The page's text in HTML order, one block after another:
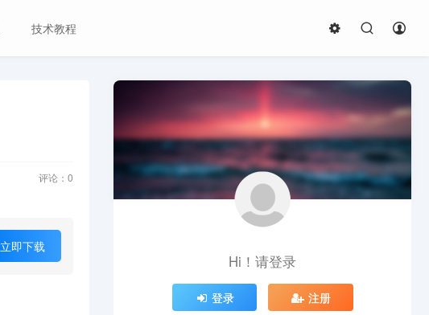
技术教程
评论： 0
立即下载
Hi！请登录
登录 注册